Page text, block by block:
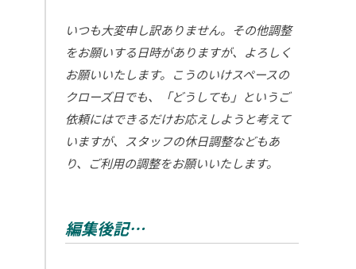
いつも大変申し訳ありません。その他調整
をお願いする日時がありますが、よろしく
お願いいたします。こうのいけスペースの
クローズ日でも、「どうしても」というご
依頼にはできるだけお応えしようと考えて
いますが、スタッフの休日調整などもあ
り、ご利用の調整をお願いいたします。
編集後記…